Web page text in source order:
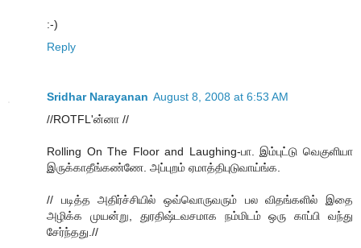
:-)
Reply
Sridhar Narayanan August 8, 2008 at 6:53 AM
//ROTFL'ன்னா //
Rolling On The Floor and Laughing-பா. இம்புட்டு வெகுளியா
இருக்காதீங்கண்ணே. அப்புறம் ஏமாத்திபுடுவாய்ங்க.
// படித்த அதிர்ச்சியில் ஒவ்வொருவரும் பல விதங்களில் இதை
அழிக்க முயன்று, துரதிஷ்டவசமாக நம்மிடம் ஒரு காப்பி வந்து
சேர்ந்தது.//